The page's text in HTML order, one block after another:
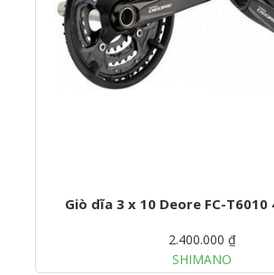
Giò dĩa 3 x 10 Deore FC-T6010
2.400.000 ₫
SHIMANO